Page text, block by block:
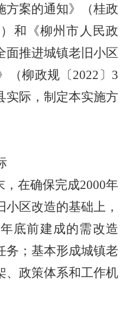
方案的通知》（桂政
和《柳州市人民政
面推进城镇老旧小区
（柳政规〔2022 〕 3
实际，制定本实施方
，在确保完成2000年
区改造的基础上，
年底前建成的需改造
务；基本形成城镇老
、政策体系和工作机